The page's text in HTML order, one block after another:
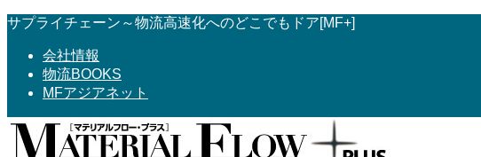
コ
へ
ス
ナ
ョ
ン
サプライチェーン～物流高速化へのどこでもドア[MF+]
会社情報
物流BOOKS
MFアジアネット